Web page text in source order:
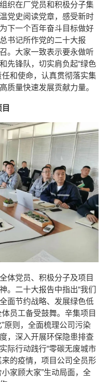
织在厂党员和积极分子集
党史阅读党章，感受新时
下一个百年奋斗目标做好
书记所作党的二十大报
。大家一致表示要永做听
先锋队，切实肩负起“绿色
和使命，认真贯彻落实集
质量快速发展贡献力量。
体党员、积极分子及项目
。二十大报告中指出“我们
面节约战略、发展绿色低
员工备受鼓舞。辛集项目
原则，全面梳理公司污染
，深入开展环保隐患排查
际行动践行“零碳无废城市
的疫情，项目公司全员形
家顾大家”生动局面，全